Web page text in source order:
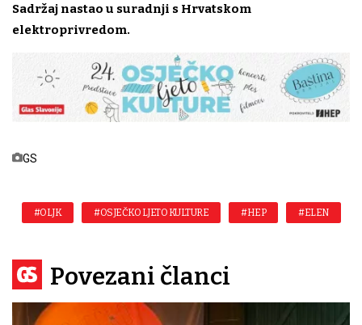
Sadržaj nastao u suradnji s Hrvatskom
elektroprivredom.
GS
#OLJK #OSJEČKO LJETO KULTURE #HEP #ELEN
Povezani članci